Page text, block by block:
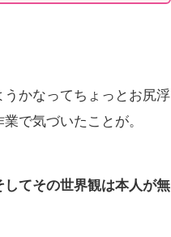
かなってちょっとお尻浮
で気づいたことが。
てその世界観は本人が無